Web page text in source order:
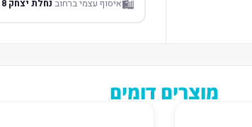
🛍️איסוף עצמי ברחוב נחלת יצחק 18 תל אביב
מוצרים דומים